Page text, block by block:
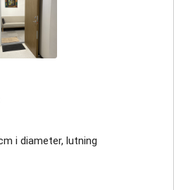
i diameter, lutning